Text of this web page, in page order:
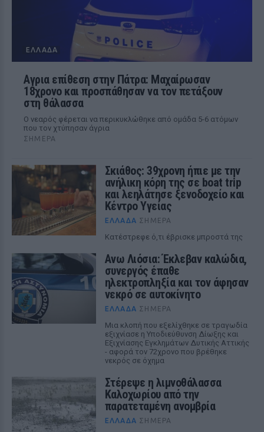
ΕΛΛΆΔΑ
Αγρια επίθεση στην Πάτρα: Μαχαίρωσαν
18χρονο και προσπάθησαν να τον πετάξουν
στη θάλασσα
Ο νεαρός φέρεται να περικυκλώθηκε από ομάδα 5-6 ατόμων
που τον χτύπησαν άγρια
ΣΉΜΕΡΑ
Σκιάθος: 39χρονη ήπιε με την
ανήλικη κόρη της σε boat trip
και λεηλάτησε ξενοδοχείο και
Κέντρο Υγείας
ΕΛΛΆΔΑ ΣΉΜΕΡΑ
Κατέστρεφε ό,τι έβρισκε μπροστά της
Ανω Λιόσια: Έκλεβαν καλώδια,
συνεργός έπαθε
ηλεκτροπληξία και τον άφησαν
νεκρό σε αυτοκίνητο
ΕΛΛΆΔΑ ΣΉΜΕΡΑ
Μια κλοπή που εξελίχθηκε σε τραγωδία
εξιχνίασε η Υποδιεύθυνση Δίωξης και
Εξιχνίασης Εγκλημάτων Δυτικής Αττικής
- αφορά τον 72χρονο που βρέθηκε
νεκρός σε όχημα
Στέρεψε η λιμνοθάλασσα
Καλοχωρίου από την
παρατεταμένη ανομβρία
ΕΛΛΆΔΑ ΣΉΜΕΡΑ